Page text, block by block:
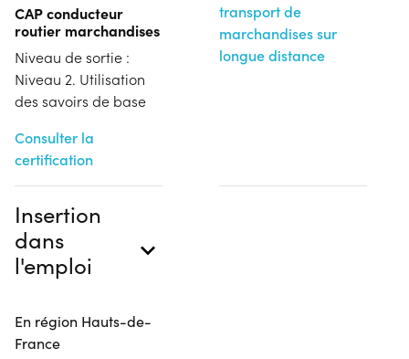
CAP conducteur
routier marchandises
Niveau de sortie :
Niveau 2. Utilisation
des savoirs de base
Consulter la
certification
transport de
marchandises sur
longue distance
Insertion
dans
l'emploi
En région Hauts-de-
France